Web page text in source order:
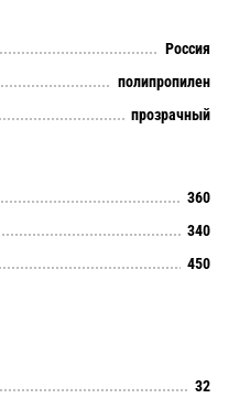
Россия
полипропилен
прозрачный
360
340
450
32